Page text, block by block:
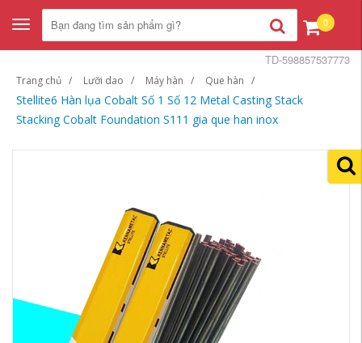
Toggle
navigation
0
Trang chủ Lưỡi dao Máy hàn Que hàn
Stellite6 Hàn lụa Cobalt Số 1 Số 12 Metal Casting Stack
Stacking Cobalt Foundation S111 gia que han inox
TD-598857537773